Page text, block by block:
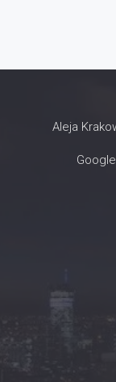
Aleja